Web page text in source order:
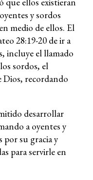
y sordos
medio de ellos. El
28:19-20 de ir a
incluye el llamado
sordos, el
Dios, recordando
desarrollar
a oyentes y
por su gracia y
para servirle en